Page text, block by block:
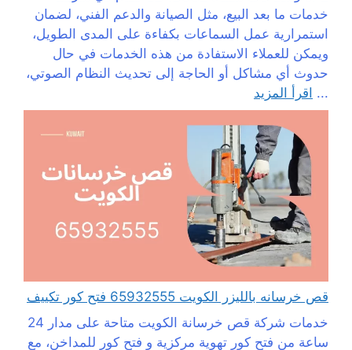
خدمات ما بعد البيع، مثل الصيانة والدعم الفني، لضمان
استمرارية عمل السماعات بكفاءة على المدى الطويل،
ويمكن للعملاء الاستفادة من هذه الخدمات في حال
حدوث أي مشاكل أو الحاجة إلى تحديث النظام الصوتي،
... اقرأ المزيد
قص خرسانه بالليزر الكويت 65932555 فتح كور تكييف
خدمات شركة قص خرسانة الكويت متاحة على مدار 24
ساعة من فتح كور تهوية مركزية و فتح كور للمداخن، مع